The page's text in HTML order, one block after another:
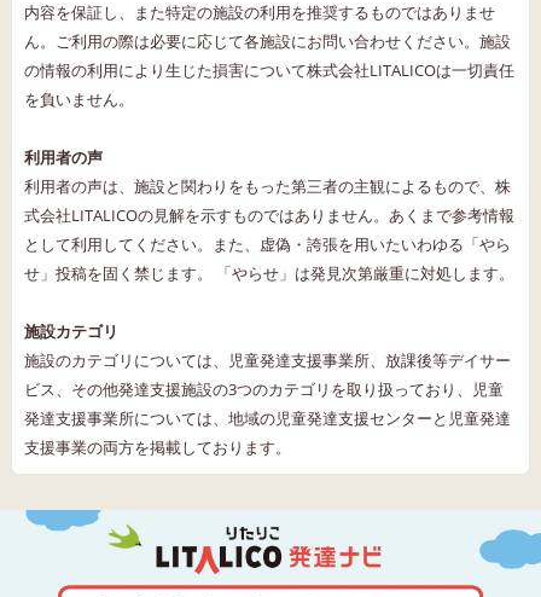
内容を保証し、また特定の施設の利用を推奨するものではありませ
ん。ご利用の際は必要に応じて各施設にお問い合わせください。施設
の情報の利用により生じた損害について株式会社LITALICOは一切責任
を負いません。
利用者の声
利用者の声は、施設と関わりをもった第三者の主観によるもので、株
式会社LITALICOの見解を示すものではありません。あくまで参考情報
として利用してください。また、虚偽・誇張を用いたいわゆる「やら
せ」投稿を固く禁じます。 「やらせ」は発見次第厳重に対処します。
施設カテゴリ
施設のカテゴリについては、児童発達支援事業所、放課後等デイサー
ビス、その他発達支援施設の3つのカテゴリを取り扱っており、児童
発達支援事業所については、地域の児童発達支援センターと児童発達
支援事業の両方を掲載しております。